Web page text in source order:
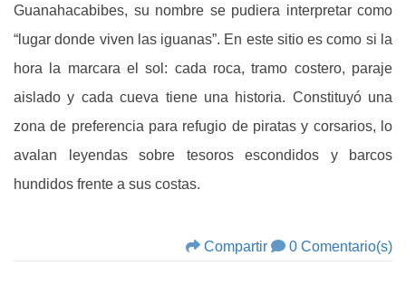
Guanahacabibes, su nombre se pudiera interpretar como
“lugar donde viven las iguanas”. En este sitio es como si la
hora la marcara el sol: cada roca, tramo costero, paraje
aislado y cada cueva tiene una historia. Constituyó una
zona de preferencia para refugio de piratas y corsarios, lo
avalan leyendas sobre tesoros escondidos y barcos
hundidos frente a sus costas.
Compartir 0 Comentario(s)